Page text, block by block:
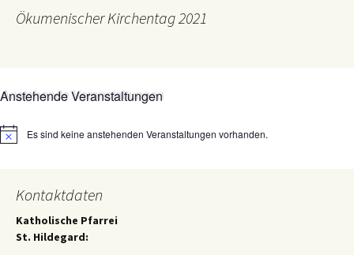
Ökumenischer Kirchentag 2021
Anstehende Veranstaltungen
HinweisEs sind keine anstehenden Veranstaltungen vorhanden.
Kontaktdaten
Katholische Pfarrei
St. Hildegard: